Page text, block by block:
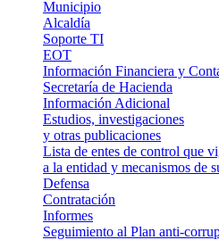
Municipio
Alcaldía
Soporte TI
EOT
Información Financiera y
Secretaría de Hacienda
Información Adicional
Estudios, investigaciones
y otras publicaciones
Lista de entes de control que
a la entidad y mecanismos de
Defensa
Contratación
Informes
Seguimiento al Plan anti-